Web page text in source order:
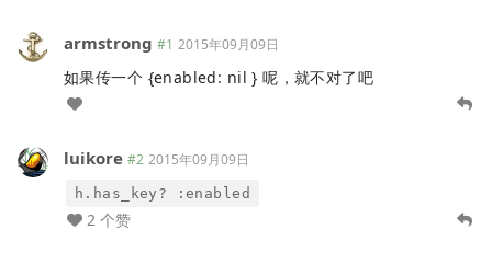
armstrong #1 2015年09月09日
如果传一个 {enabled: nil } 呢，就不对了吧
luikore #2 2015年09月09日
h.has_key? :enabled
2 个赞